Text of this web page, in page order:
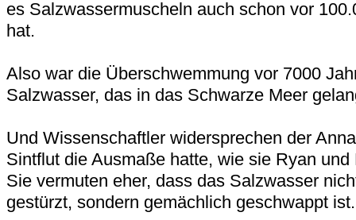
es Salzwassermuscheln auch schon vor
hat.
Also war die Überschwemmung vor 7000
Salzwasser, das in das Schwarze Meer
Und Wissenschaftler widersprechen der
Sintflut die Ausmaße hatte, wie sie Ryan
Sie vermuten eher, dass das Salzwasser
gestürzt, sondern gemächlich geschwappt ist.